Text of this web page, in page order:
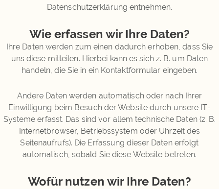
Datenschutzerklärung entnehmen.
Wie erfassen wir Ihre Daten?
Ihre Daten werden zum einen dadurch erhoben, dass Sie
uns diese mitteilen. Hierbei kann es sich z. B. um Daten
handeln, die Sie in ein Kontaktformular eingeben.
Andere Daten werden automatisch oder nach Ihrer
Einwilligung beim Besuch der Website durch unsere IT-
Systeme erfasst. Das sind vor allem technische Daten (z. B.
Internetbrowser, Betriebssystem oder Uhrzeit des
Seitenaufrufs). Die Erfassung dieser Daten erfolgt
automatisch, sobald Sie diese Website betreten.
Wofür nutzen wir Ihre Daten?